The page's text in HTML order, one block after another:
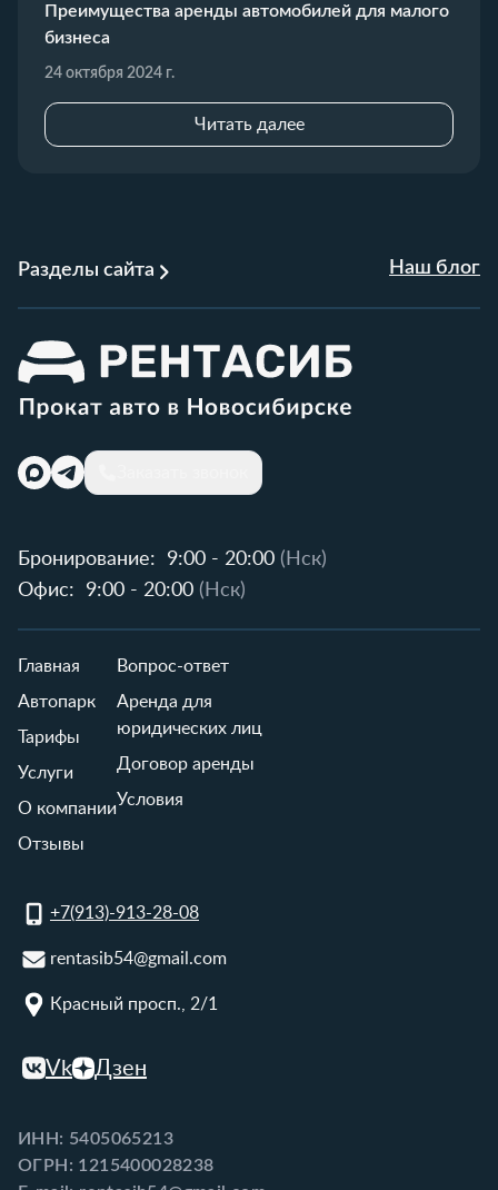
Преимущества аренды автомобилей для малого
бизнеса
24 октября 2024 г.
Читать далее
Разделы сайта Наш блог
Бронирование: 9:00 - 20:00 (Нск)
Офис:
9:00 - 20:00 (Нск)
Главная
Автопарк
Тарифы
Услуги
О компании
Отзывы
Вопрос-ответ
Аренда для
юридических лиц
Договор аренды
Условия
+7(913)-913-28-08
rentasib54@gmail.com
Красный просп., 2/1
Vk Дзен
ИНН: 5405065213
ОГРН: 1215400028238